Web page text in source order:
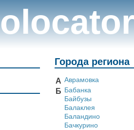
Города региона
А Аврамовка
Б Бабанка
Байбузы
Балаклея
Баландино
Бачкурино